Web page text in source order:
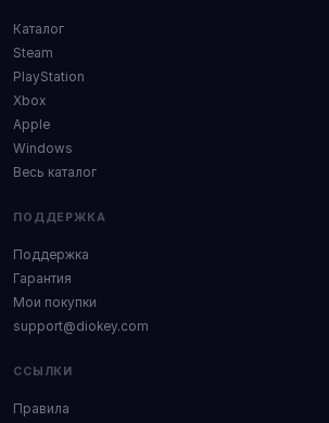
Каталог
Steam
PlayStation
Xbox
Apple
Windows
Весь каталог
ПОДДЕРЖКА
Поддержка
Гарантия
Мои покупки
support@diokey.com
ССЫЛКИ
Правила